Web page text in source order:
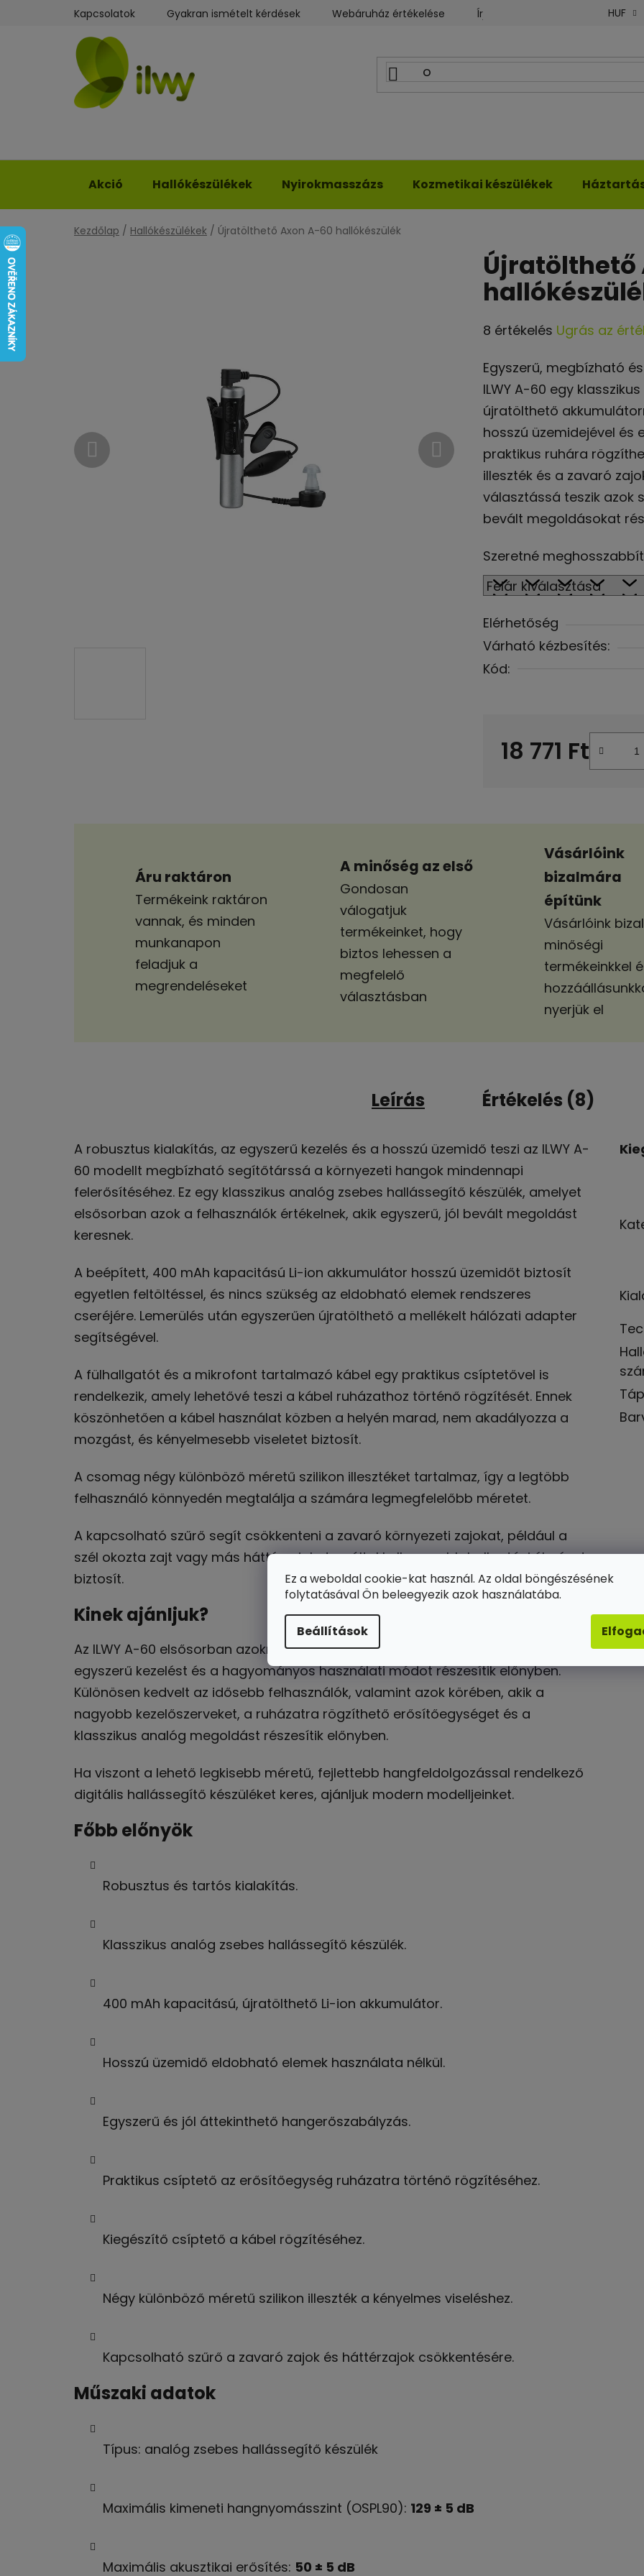
Ez a weboldal cookie-kat használ. Az oldal böngészésének
folytatásával Ön beleegyezik azok használatába.
Beállítások
tartalomhoz
Kapcsolatok Gyakran ismételt kérdések Webáruház értékelése Írjon nekünk ILWY blogHUF
Akció Hallókészülékek Nyirokmasszázs Kozmetikai készülékek
Kezdőlap / Hallókészülékek / Újratölthető Axon A-60 hallókészülék
Újratölthető
A
átlagos
értékelése
5-
ből
4,8
csillag.
8 értékelés Ugrás az
Egyszerű, megbízható
ILWY A-60 egy
újratölthető
hosszú üzemidejével és
praktikus ruhára
illeszték és a zavaró
választássá teszik azok
bevált megoldásokat
Szeretné
Elérhetőség
Várható kézbesítés:
Kód:
18 771 Ft
Áru raktáron
Termékeink raktáron
vannak, és minden
munkanapon
feladjuk a
megrendeléseket
A minőség az első
Gondosan
válogatjuk
termékeinket, hogy
biztos lehessen a
megfelelő
választásban
Vásárlóink
bizalmára
építünk
Vásárlóink
minőségi
termékeinkkel
nyerjük el
Leírás Értékelés (8)
A robusztus kialakítás, az egyszerű kezelés és a hosszú üzemidő teszi az ILWY A-
60 modellt megbízható segítőtárssá a környezeti hangok mindennapi
felerősítéséhez. Ez egy klasszikus analóg zsebes hallássegítő készülék, amelyet
elsősorban azok a felhasználók értékelnek, akik egyszerű, jól bevált megoldást
keresnek.
A beépített, 400 mAh kapacitású Li-ion akkumulátor hosszú üzemidőt biztosít
egyetlen feltöltéssel, és nincs szükség az eldobható elemek rendszeres
cseréjére. Lemerülés után egyszerűen újratölthető a mellékelt hálózati adapter
segítségével.
A fülhallgatót és a mikrofont tartalmazó kábel egy praktikus csíptetővel is
rendelkezik, amely lehetővé teszi a kábel ruházathoz történő rögzítését. Ennek
köszönhetően a kábel használat közben a helyén marad, nem akadályozza a
mozgást, és kényelmesebb viseletet biztosít.
A csomag négy különböző méretű szilikon illesztéket tartalmaz, így a legtöbb
felhasználó könnyedén megtalálja a számára legmegfelelőbb méretet.
A kapcsolható szűrő segít csökkenteni a zavaró környezeti zajokat, például a
szél okozta zajt vagy más háttérzajokat, ezáltal kellemesebb hallgatási élményt
biztosít.
Kinek ajánljuk?
Az ILWY A-60 elsősorban azoknak ajánlott, akik a robusztusabb kialakítást, az
egyszerű kezelést és a hagyományos használati módot részesítik előnyben.
Különösen kedvelt az idősebb felhasználók, valamint azok körében, akik a
nagyobb kezelőszerveket, a ruházatra rögzíthető erősítőegységet és a
klasszikus analóg megoldást részesítik előnyben.
Ha viszont a lehető legkisebb méretű, fejlettebb hangfeldolgozással rendelkező
digitális hallássegítő készüléket keres, ajánljuk modern modelljeinket.
Főbb előnyök
Robusztus és tartós kialakítás.
Klasszikus analóg zsebes hallássegítő készülék.
400 mAh kapacitású, újratölthető Li-ion akkumulátor.
Hosszú üzemidő eldobható elemek használata nélkül.
Egyszerű és jól áttekinthető hangerőszabályzás.
Praktikus csíptető az erősítőegység ruházatra történő rögzítéséhez.
Kiegészítő csíptető a kábel rögzítéséhez.
Négy különböző méretű szilikon illeszték a kényelmes viseléshez.
Kapcsolható szűrő a zavaró zajok és háttérzajok csökkentésére.
Műszaki adatok
Típus: analóg zsebes hallássegítő készülék
Maximális kimeneti hangnyomásszint (OSPL90): 129 ± 5 dB
Maximális akusztikai erősítés: 50 ± 5 dB